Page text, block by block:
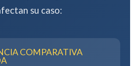
su caso:
COMPARATIVA